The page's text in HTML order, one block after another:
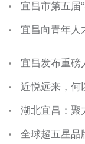
宜昌市第五届
宜昌向青年人
宜昌发布重磅
近悦远来，何
湖北宜昌：聚
全球超五星品